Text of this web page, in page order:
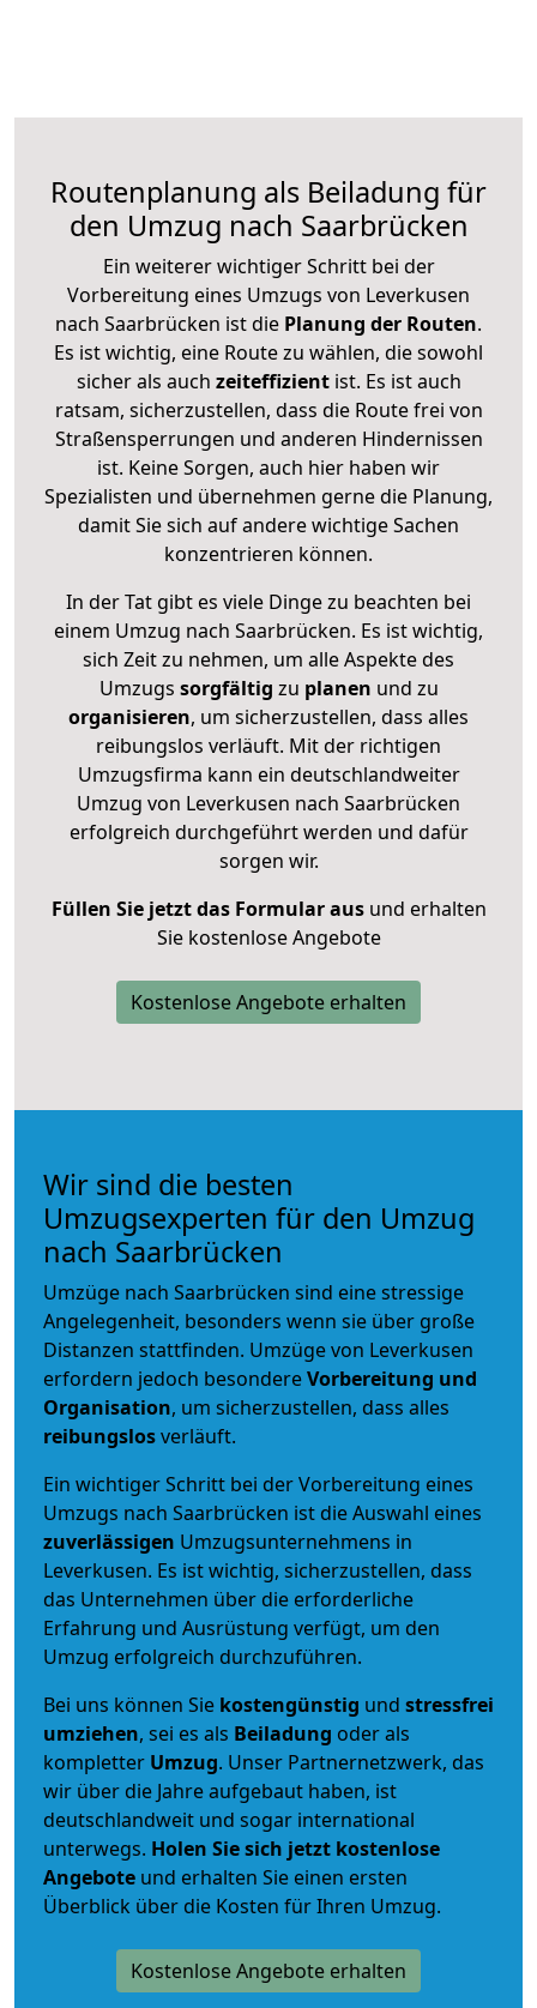
Routenplanung als Beiladung für
den Umzug nach Saarbrücken
Ein weiterer wichtiger Schritt bei der
Vorbereitung eines Umzugs von Leverkusen
nach Saarbrücken ist die Planung der Routen.
Es ist wichtig, eine Route zu wählen, die sowohl
sicher als auch zeiteffizientist. Es ist auch
ratsam, sicherzustellen, dass die Route frei von
Straßensperrungen und anderen Hindernissen
ist. Keine Sorgen, auch hier haben wir
Spezialisten und übernehmen gerne die Planung,
damit Sie sich auf andere wichtige Sachen
konzentrieren können.
In der Tat gibt es viele Dinge zu beachten bei
einem Umzug nach Saarbrücken. Es ist wichtig,
sich Zeit zu nehmen, um alle Aspekte des
Umzugs sorgfältig zu planen und zu
organisieren, um sicherzustellen, dass alles
reibungslos verläuft. Mit der richtigen
Umzugsfirma kann ein deutschlandweiter
Umzug von Leverkusen nach Saarbrücken
erfolgreich durchgeführt werden und dafür
sorgen wir.
Füllen Sie jetzt das Formular ausund erhalten
Sie kostenlose Angebote
Kostenlose Angebote erhalten
Wir sind die besten
Umzugsexperten für den Umzug
nach Saarbrücken
Umzüge nach Saarbrücken sind eine stressige
Angelegenheit, besonders wenn sie über große
Distanzen stattfinden. Umzüge von Leverkusen
erfordern jedoch besondereVorbereitung und
Organisation, um sicherzustellen, dass alles
reibungslosverläuft.
Ein wichtiger Schritt bei der Vorbereitung eines
Umzugs nach Saarbrücken ist die Auswahl eines
zuverlässigen Umzugsunternehmens in
Leverkusen. Es ist wichtig, sicherzustellen, dass
das Unternehmen über die erforderliche
Erfahrung und Ausrüstung verfügt, um den
Umzug erfolgreich durchzuführen.
Bei uns können Sie kostengünstig und stressfrei
umziehen, sei es als Beiladung oder als
kompletter Umzug. Unser Partnernetzwerk, das
wir über die Jahre aufgebaut haben, ist
deutschlandweit und sogar international
unterwegs. Holen Sie sich jetzt kostenlose
Angebote und erhalten Sie einen ersten
Überblick über die Kosten für Ihren Umzug.
Kostenlose Angebote erhalten